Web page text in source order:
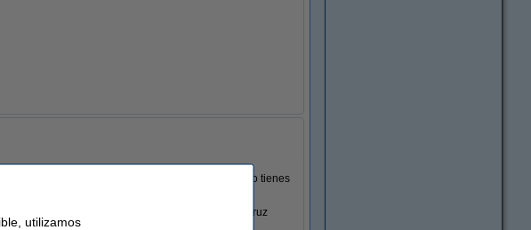
en blanco, ponte la ropa que a ti más te guste. No tienes
semana. ¡Aquí todos las llevamos!
el reconocimiento al empleo joven por parte de Cruz
utilizamos